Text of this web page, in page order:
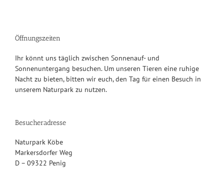
Öffnungszeiten
Ihr könnt uns täglich zwischen Sonnenauf- und
Sonnenuntergang besuchen. Um unseren Tieren eine ruhige
Nacht zu bieten, bitten wir euch, den Tag für einen Besuch in
unserem Naturpark zu nutzen.
Besucheradresse
Naturpark Köbe
Markersdorfer Weg
D – 09322 Penig